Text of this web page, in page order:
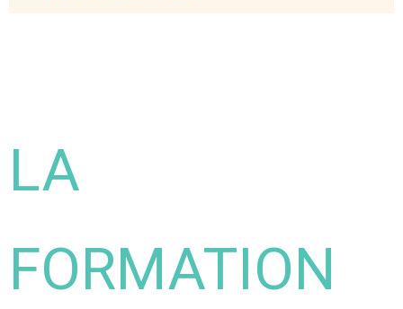
LA
FORMATION